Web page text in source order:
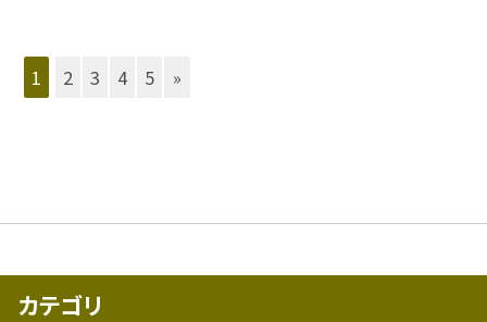
1 2 3 4 5 »
カテゴリ